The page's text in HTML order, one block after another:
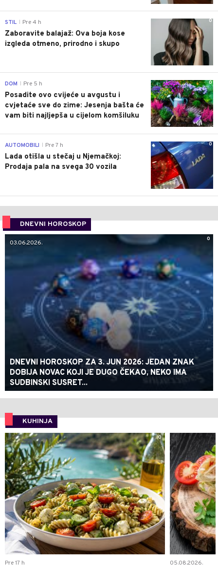
0
STIL Pre 4 h
Zaboravite balajaž: Ova boja kose
izgleda otmeno, prirodno i skupo
0
DOM Pre 5 h
Posadite ovo cvijeće u avgustu i
cvjetaće sve do zime: Jesenja bašta će
vam biti najljepša u cijelom komšiluku
0
AUTOMOBILI Pre 7 h
Lada otišla u stečaj u Njemačkoj:
Prodaja pala na svega 30 vozila
DNEVNI HOROSKOP
0
03.06.2026.
DNEVNI HOROSKOP ZA 3. JUN 2026: JEDAN ZNAK
DOBIJA NOVAC KOJI JE DUGO ČEKAO, NEKO IMA
SUDBINSKI SUSRET...
KUHINJA
0
Pre 17 h 05.08.2026.